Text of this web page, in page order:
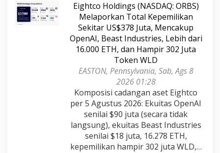
Eightco Holdings (NASDAQ: ORBS)
Melaporkan Total Kepemilikan
Sekitar US$378 Juta, Mencakup
OpenAI, Beast Industries, Lebih dari
16.000 ETH, dan Hampir 302 Juta
Token WLD
EASTON, Pennsylvania, Sab, Ags 8
2026 01:28
Komposisi cadangan aset Eightco
per 5 Agustus 2026: Ekuitas OpenAI
senilai $90 juta (secara tidak
langsung), ekuitas Beast Industries
senilai $18 juta, 16.278 ETH,
kepemilikan hampir 302 juta WLD,…